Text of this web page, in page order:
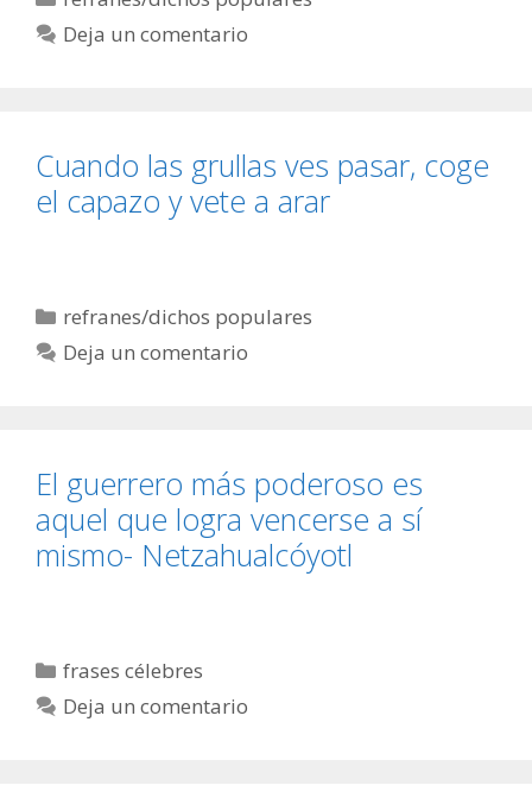
Deja un comentario
Cuando las grullas ves pasar, coge
el capazo y vete a arar
Categorías
refranes/dichos populares
Deja un comentario
El guerrero más poderoso es
aquel que logra vencerse a sí
mismo- Netzahualcóyotl
Categorías
frases célebres
Deja un comentario